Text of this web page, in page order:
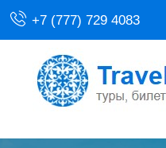
+7 (777) 729 4083